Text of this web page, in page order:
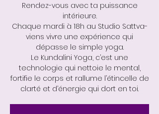
Rendez-vous avec ta puissance
intérieure.
Chaque mardi à 18h au Studio Sattva-
viens vivre une expérience qui
dépasse le simple yoga.
Le Kundalini Yoga, c’est une
technologie qui nettoie le mental,
fortifie le corps et rallume l’étincelle de
clarté et d’énergie qui dort en toi.